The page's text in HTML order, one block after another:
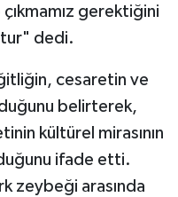
çıkmamız gerektiğini
dedi.
cesaretin ve
belirterek,
kültürel mirasının
ifade etti.
zeybeği arasında